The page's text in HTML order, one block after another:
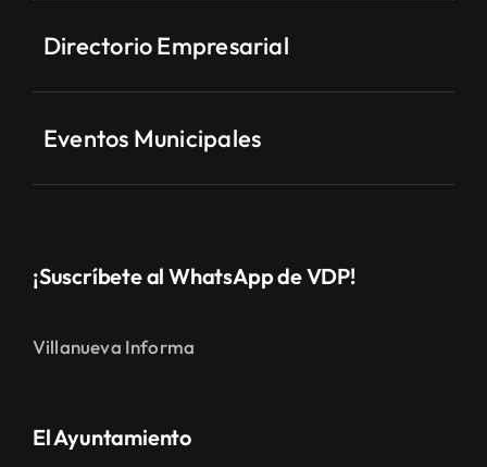
Directorio Empresarial
Eventos Municipales
¡Suscríbete al WhatsApp de VDP!
Villanueva Informa
El Ayuntamiento